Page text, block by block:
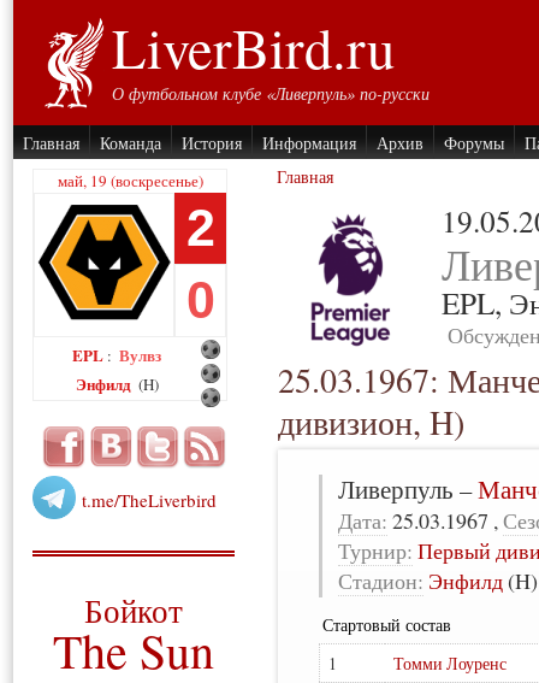
LiverBird.ru
О футбольном клубе «Ливерпуль» по-русски
Главная Команда История Информация Архив Форумы
май, 19 (воскресенье)
2
0
EPL : Вулвз
Энфилд (H)
t.me/TheLiverbird
Бойкот
The Sun
Главная
EPL,
25.03.1967:
дивизион, H)
Ливерпуль –
Дата: 25.03.1967 ,
Турнир: Первый
Стадион: Энфилд(H)
Стартовый состав
1
Томми Лоуренс